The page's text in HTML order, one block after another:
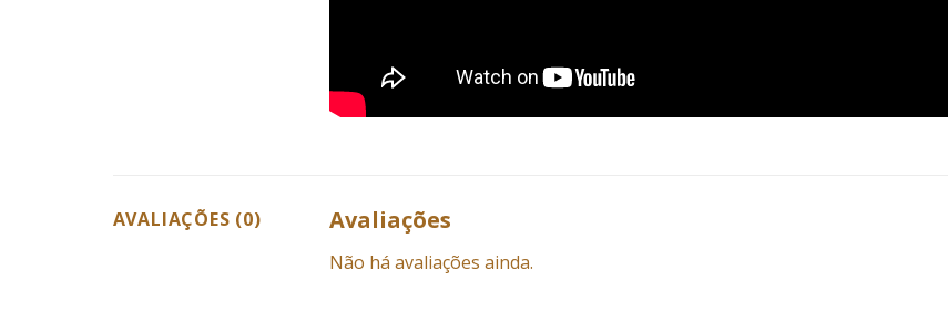
AVALIAÇÕES (0) Avaliações
Não há avaliações ainda.